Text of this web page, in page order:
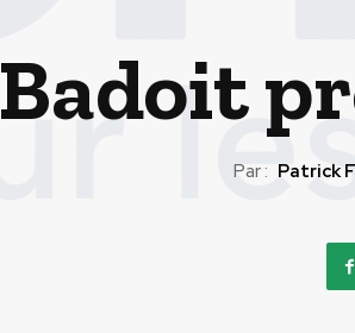
Badoit
Par : Patrick